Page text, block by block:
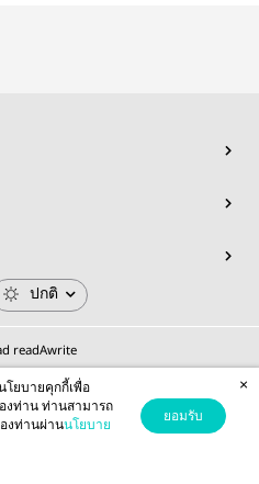
ปกติ
readAwrite
Public Company Limited
Google
โยบายคุกกี้เพื่อ
งท่าน ท่านสามารถ
งท่านผ่านนโยบาย
ยอมรับ
×